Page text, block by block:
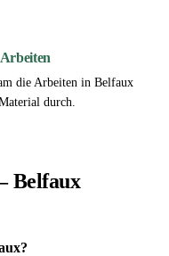
die Arbeiten in Belfaux
durch.
Belfaux